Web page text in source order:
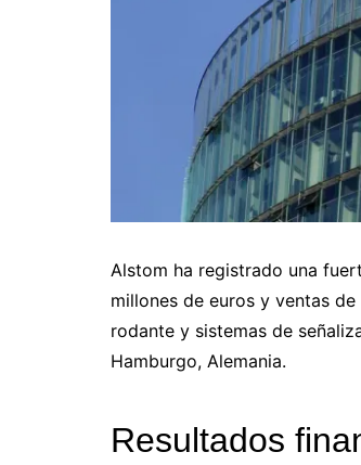
Alstom ha registrado una
millones de euros y ventas
rodante y sistemas de
Hamburgo, Alemania.
Resultados